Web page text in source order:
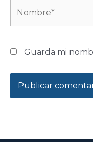
Guarda mi